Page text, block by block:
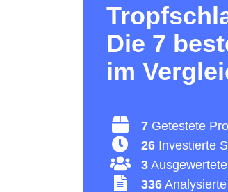
Die 7
im
7 Getestete
26 Investierte
3
336